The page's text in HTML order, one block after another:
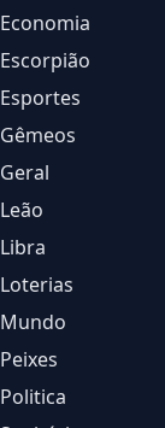
Economia
Escorpião
Esportes
Gêmeos
Geral
Leão
Libra
Loterias
Mundo
Peixes
Politica